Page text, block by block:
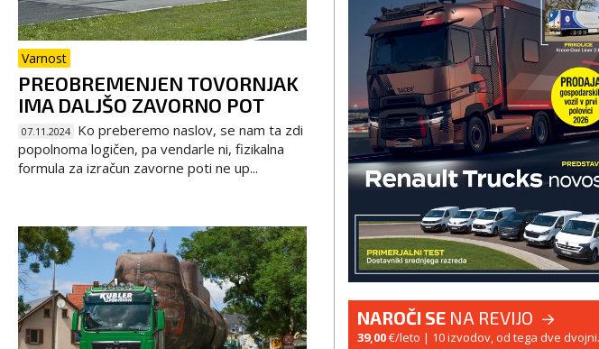
Varnost
PREOBREMENJEN TOVORNJAK
IMA DALJŠO ZAVORNO POT
07.11.2024 Ko preberemo naslov, se nam ta zdi
popolnoma logičen, pa vendarle ni, fizikalna
formula za izračun zavorne poti ne up...
NAROČI SE NA REVIJO
39,00€/leto | 10 izvodov, od tega dve dvojni.